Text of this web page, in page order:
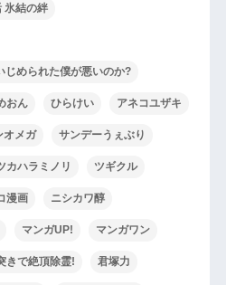
氷結の絆
じめられた僕が悪いのか?
おん ひらけい アネコユザキ
オメガ サンデーうぇぶり
カハラミノリ ツギクル
漫画 ニシカワ醇
マンガUP! マンガワン
きで絶頂除霊! 君塚力